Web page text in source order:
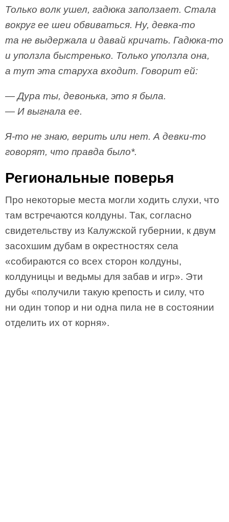
Только волк ушел, гадюка заползает. Стала
вокруг ее шеи обвиваться. Ну, девка-то
та не выдержала и давай кричать. Гадюка-то
и уползла быстренько. Только уползла она,
а тут эта старуха входит. Говорит ей:
— Дура ты, девонька, это я была.
— И выгнала ее.
Я-то не знаю, верить или нет. А девки-то
говорят, что правда было*.
Региональные поверья
Про некоторые места могли ходить слухи, что
там встречаются колдуны. Так, согласно
свидетельству из Калужской губернии, к двум
засохшим дубам в окрестностях села
«собираются со всех сторон колдуны,
колдуницы и ведьмы для забав и игр». Эти
дубы «получили такую крепость и силу, что
ни один топор и ни одна пила не в состоянии
отделить их от корня».